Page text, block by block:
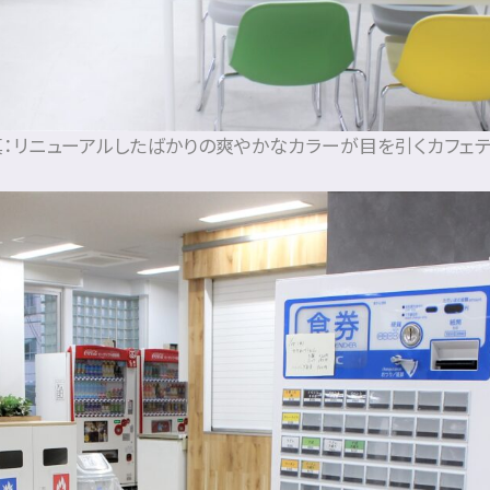
リニューアルしたばかりの爽やかなカラーが目を引くカフェ